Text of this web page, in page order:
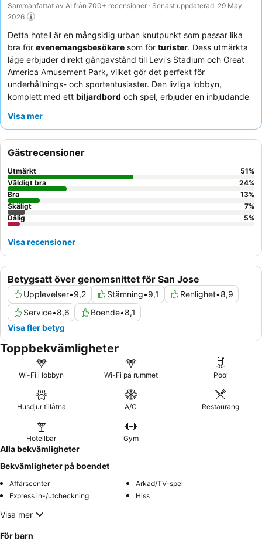
Sammanfattat av AI från 700+ recensioner · Senast uppdaterad: 29 May
2026
Detta hotell är en mångsidig urban knutpunkt som passar lika
bra för evenemangsbesökare som för turister. Dess utmärkta
läge erbjuder direkt gångavstånd till Levi's Stadium och Great
America Amusement Park, vilket gör det perfekt för
underhållnings- och sportentusiaster. Den livliga lobbyn,
komplett med ett biljardbord och spel, erbjuder en inbjudande
och hjälpsamma personalen
lugnare upplevelse bör gästerna be om ett rum som vetter bort
från de närliggande tågspåren.
Visa mer
Betygsatt över genomsnittet för San Jose
Upplevelser•9,2 Stämning•9,1 Renlighet•8,9
Service•8,6 Boende•8,1
Visa fler betyg
Gästrecensioner
Utmärkt 51%
Väldigt bra
24%
Bra
13%
Skäligt
7%
Dålig
5%
Visa recensioner
Toppbekvämligheter
Wi-Fi i lobbyn Wi-Fi på rummet Pool
Husdjur tillåtna A/C Restaurang
Hotellbar Gym
Alla bekvämligheter
Bekvämligheter på boendet
Affärscenter
Arkad/TV-spel
Express in-/utcheckning
Hiss
Visa mer
För barn